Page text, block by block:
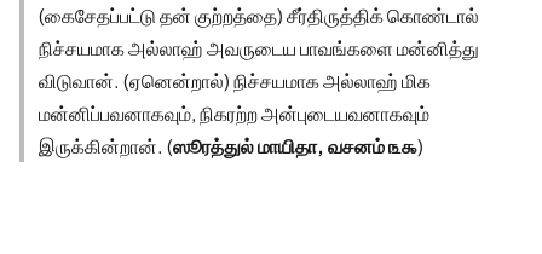
(கைசேதப்பட்டு தன் குற்றத்தை) சீர்திருத்திக் கொண்டால்
நிச்சயமாக அல்லாஹ் அவருடைய பாவங்களை மன்னித்து
விடுவான். (ஏனென்றால்) நிச்சயமாக அல்லாஹ் மிக
மன்னிப்பவனாகவும், நிகரற்ற அன்புடையவனாகவும்
இருக்கின்றான். (ஸூரத்துல் மாயிதா, வசனம் ௩௯)